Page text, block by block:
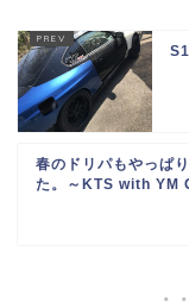
春のドリパもやっぱ
た。～KTS with YM